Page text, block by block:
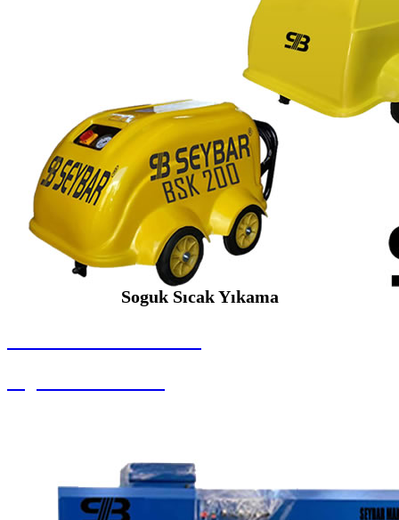
Soguk Sıcak Yıkama